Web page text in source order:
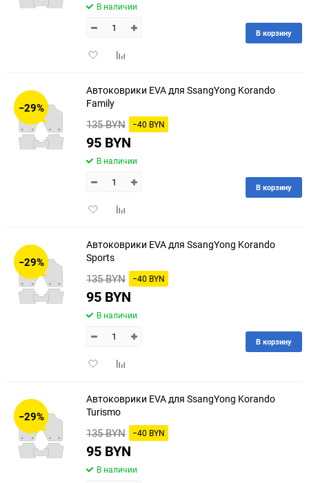
В наличии
ДобавитьДобавить
В корзину
−29%
Автоковрики EVA для SsangYong Korando
Family
135 BYN −40 BYN
95 BYN
В наличии
ДобавитьДобавить
В корзину
−29%
Автоковрики EVA для SsangYong Korando
Sports
135 BYN −40 BYN
95 BYN
В наличии
ДобавитьДобавить
В корзину
−29%
Автоковрики EVA для SsangYong Korando
Turismo
135 BYN −40 BYN
95 BYN
В наличии